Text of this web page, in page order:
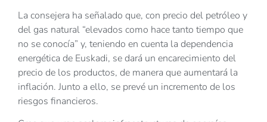
La consejera ha señalado que, con precio del petróleo y
del gas natural “elevados como hace tanto tiempo que
no se conocía” y, teniendo en cuenta la dependencia
energética de Euskadi, se dará un encarecimiento del
precio de los productos, de manera que aumentará la
inflación. Junto a ello, se prevé un incremento de los
riesgos financieros.